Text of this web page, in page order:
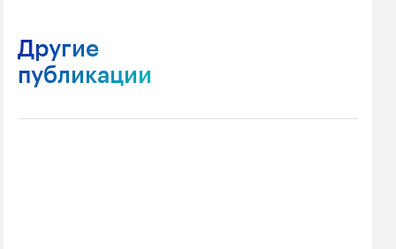
Другие
публикации